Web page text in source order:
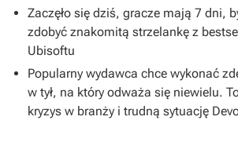
Zaczęło się dziś, gracze mają 7 dni,
zdobyć znakomitą strzelankę z
Ubisoftu
Popularny wydawca chce wykonać
w tył, na który odważa się niewielu.
kryzys w branży i trudną sytuację